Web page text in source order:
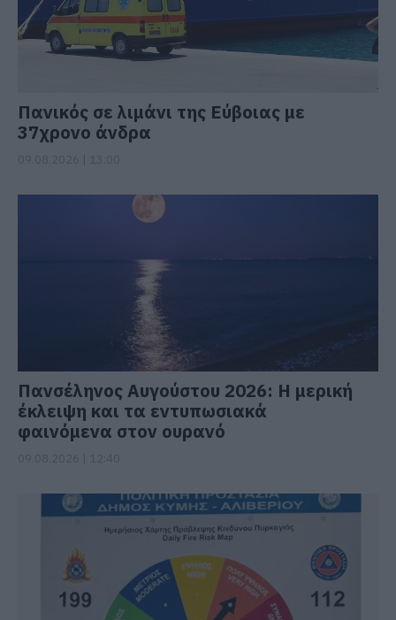
Πανικός σε λιμάνι της Εύβοιας με
37χρονο άνδρα
Πανσέληνος Αυγούστου 2026: Η μερική
έκλειψη και τα εντυπωσιακά
φαινόμενα στον ουρανό